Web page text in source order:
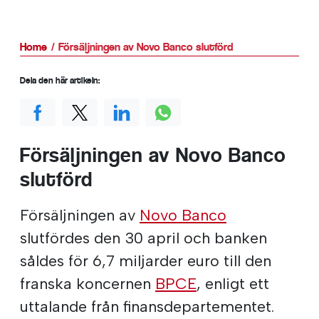
Home Försäljningen av Novo Banco slutförd
Försäljningen av Novo Banco
slutförd
Försäljningen av Novo Banco
slutfördes den 30 april och banken
såldes för 6,7 miljarder euro till den
franska koncernen BPCE, enligt ett
uttalande från finansdepartementet.
Dela den här artikeln: